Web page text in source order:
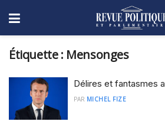
Étiquette : Mensonges
Délires et fantasmes
PAR MICHEL FIZE